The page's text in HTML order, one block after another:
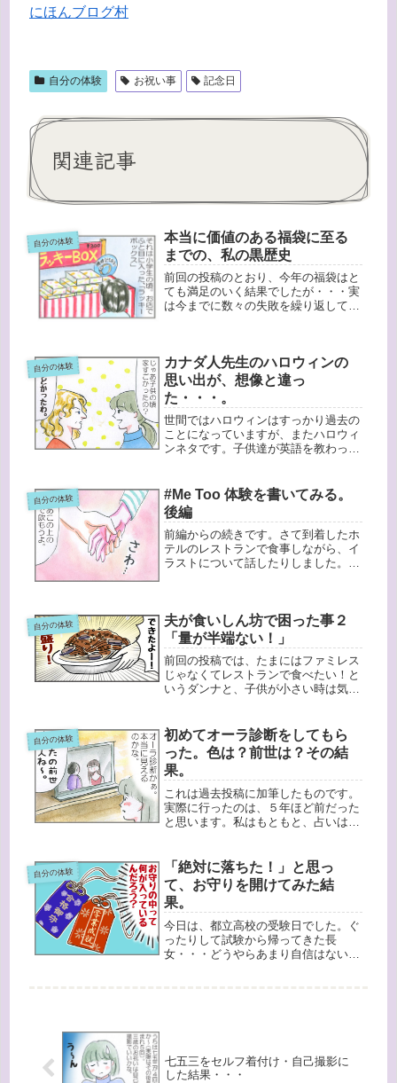
にほんブログ村
自分の体験 お祝い事 記念日
関連記事
自分の体験
本当に価値のある福袋に至る
までの、私の黒歴史
前回の投稿のとおり、今年の福袋はと
ても満足のいく結果でしたが・・・実
は今までに数々の失敗を繰り返してい
が、私が小学生中学年くらいの頃の時
です...
自分の体験
カナダ人先生のハロウィンの
思い出が、想像と違っ
た・・・。
世間ではハロウィンはすっかり過去の
ことになっていますが、またハロウィ
ンネタです。子供達が英語を教わって
ンの季節になると、すごく気合の入っ
た飾りつけがされていました。やっぱ
り...
自分の体験
#Me Too 体験を書いてみる。
後編
前編からの続きです。さて到着したホ
テルのレストランで食事しながら、イ
ラストについて話したりしました。ち
ことを言われ、私は内心期待しまし
た。...
自分の体験
夫が食いしん坊で困った事２
「量が半端ない！」
前回の投稿では、たまにはファミレス
じゃなくてレストランで食べたい！と
いうダンナと、子供が小さい時は気兼
て、食いしん坊のダンナは、普段もお
いしいものを食べたい人。以前も休日
な...
自分の体験
初めてオーラ診断をしてもら
った。色は？前世は？その結
果。
これは過去投稿に加筆したものです。
実際に行ったのは、５年ほど前だった
と思います。私はもともと、占いは特
ったらとりあえずは読んで、すぐ忘れ
るくらいな感じ。何かの拍子に手相を
見...
自分の体験
「絶対に落ちた！」と思っ
て、お守りを開けてみた結
果。
今日は、都立高校の受験日でした。ぐ
ったりして試験から帰ってきた長
女・・・どうやらあまり自信はないよ
七五三をセルフ着付け・自己撮影に
した結果・・・